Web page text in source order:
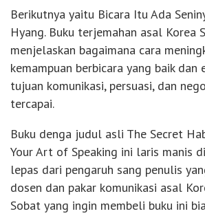
Berikutnya yaitu Bicara Itu Ada
Hyang. Buku terjemahan asal Korea
menjelaskan bagaimana cara
kemampuan berbicara yang baik
tujuan komunikasi, persuasi, dan
tercapai.
Buku denga judul asli The Secret
Your Art of Speaking ini laris manis
lepas dari pengaruh sang penulis
dosen dan pakar komunikasi asal
Sobat yang ingin membeli buku ini